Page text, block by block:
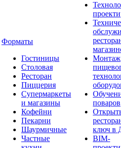
Форматы
Гостиницы
Столовая
Ресторан
Пиццерия
Супермаркеты
и магазины
Кофейни
Пекарни
Шаурмичные
Частные
Монтаж
поваров
ключ в
BIM-